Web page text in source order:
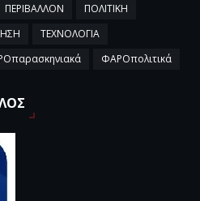
ΠΕΡΙΒΑΛΛΟΝ
ΠΟΛΙΤΙΚΗ
ΤΕΧΝΟΛΟΓΙΑ
ΦΑΡΟπολιτικά